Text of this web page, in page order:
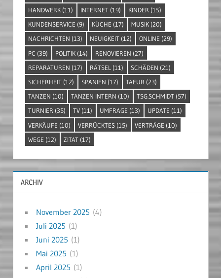
HANDWERK (11) INTERNET (19) KINDER (15)
KUNDENSERVICE (9) KÜCHE (17) MUSIK (20)
NACHRICHTEN (13) NEUIGKEIT (12) ONLINE (29)
PC (39) POLITIK (14) RENOVIEREN (27)
REPARATUREN (17) RÄTSEL (11) SCHÄDEN (21)
SICHERHEIT (12) SPANIEN (17) TAEUR (23)
TANZEN (10) TANZEN INTERN (10) TSG.SCHMIDT (57)
TURNIER (35) TV (11) UMFRAGE (13) UPDATE (11)
VERKÄUFE (10) VERRÜCKTES (15) VERTRÄGE (10)
WEGE (12) ZITAT (17)
ARCHIV
November 2025 (4)
Juli 2025 (1)
Juni 2025 (1)
Mai 2025 (1)
April 2025 (1)